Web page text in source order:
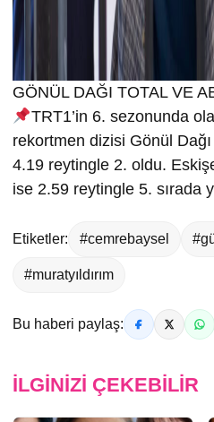
GÖNÜL DAĞI TOTAL VE
TRT1’in 6. sezonunda
rekortmen dizisi Gönül
4.19 reytingle 2. oldu.
ise 2.59 reytingle 5. sırada
Etiketler: #cemrebaysel
#muratyıldırım
Bu haberi paylaş:
İLGINIZI ÇEKEBILIR